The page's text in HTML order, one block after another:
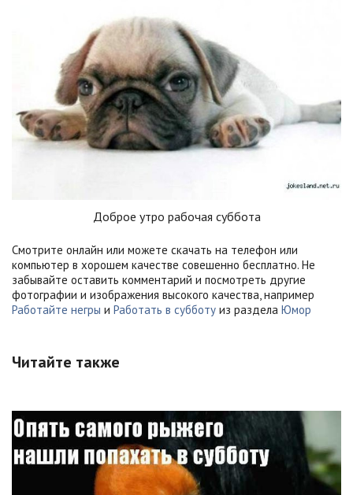
Доброе утро рабочая суббота
Смотрите онлайн или можете скачать на телефон или
компьютер в хорошем качестве совешенно бесплатно. Не
забывайте оставить комментарий и посмотреть другие
фотографии и изображения высокого качества, например
Работайте негры и Работать в субботу из раздела Юмор
Читайте также